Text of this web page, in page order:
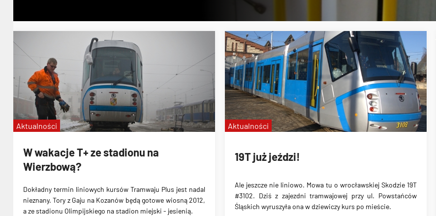
W wakacje T+ ze stadionu na
Wierzbową?
Dokładny termin liniowych kursów Tramwaju Plus jest nadal
nieznany. Tory z Gaju na Kozanów będą gotowe wiosną 2012,
a ze stadionu Olimpijskiego na stadion miejski - jesienią.
Aktualności
19T już jeździ!
Ale jeszcze nie liniowo. Mowa tu o wrocławskiej Skodzie 19T
#3102. Dziś z zajezdni tramwajowej przy ul. Powstańców
Śląskich wyruszyła ona w dziewiczy kurs po mieście.
Aktualności